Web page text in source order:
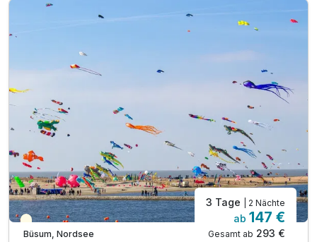
inkl. Informationsmaterial
Teilweise ausgelastet
Büsum, Nordsee
3 Tage | 2 Nächte
ab 147 €
Gesamt ab 293 €